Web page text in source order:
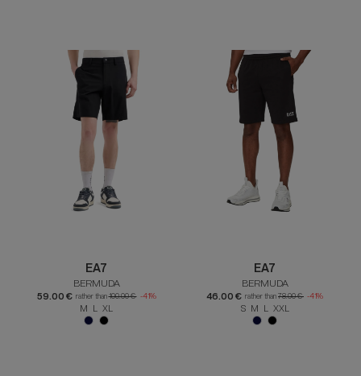
EA7
BERMUDA
59.00 € rather than100.00 € -41%
M L XL
EA7
BERMUDA
46.00 € rather than 78.00 € -41%
S M L XXL